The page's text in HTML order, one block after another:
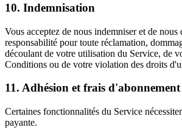
10. Indemnisation
Vous acceptez de nous indemniser et de nous
responsabilité pour toute réclamation,
découlant de votre utilisation du Service, de
Conditions ou de votre violation des droits
11. Adhésion et frais d'abonnement
Certaines fonctionnalités du Service
payante.